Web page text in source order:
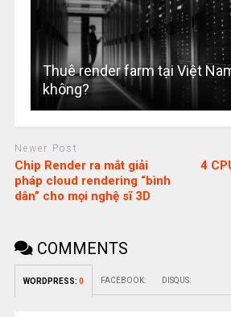
Thuê render farm tại Việt
không?
Newer Post
Chip Render ra mắt giải
pháp cloud rendering “bình
dân” cho mọi nghệ sĩ 3D
4
COMMENTS
WORDPRESS: 0 FACEBOOK: DISQUS: